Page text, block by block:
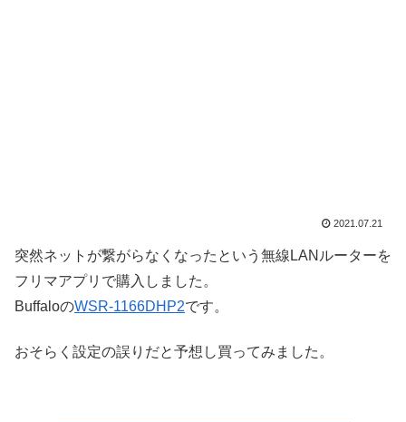
2021.07.21
突然ネットが繋がらなくなったという無線LANルーターを
フリマアプリで購入しました。
BuffaloのWSR-1166DHP2です。
おそらく設定の誤りだと予想し買ってみました。